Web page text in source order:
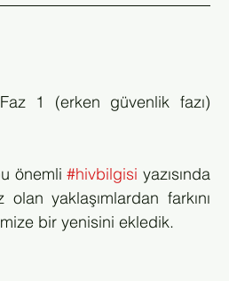
1 (erken güvenlik fazı)
önemli #hivbilgisi yazısında
yaklaşımlardan farkını
bir yenisini ekledik.